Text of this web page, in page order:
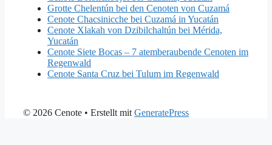
Grotte Chelentún bei den Cenoten von Cuzamá
Cenote Chacsinicche bei Cuzamá in Yucatán
Cenote Xlakah von Dzibilchaltún bei Mérida,
Yucatán
Cenote Siete Bocas – 7 atemberaubende Cenoten im
Regenwald
Cenote Santa Cruz bei Tulum im Regenwald
© 2026 Cenote • Erstellt mit GeneratePress